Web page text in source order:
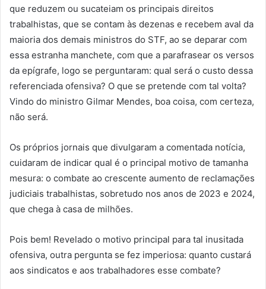
que reduzem ou sucateiam os principais direitos
trabalhistas, que se contam às dezenas e recebem aval da
maioria dos demais ministros do STF, ao se deparar com
essa estranha manchete, com que a parafrasear os versos
da epígrafe, logo se perguntaram: qual será o custo dessa
referenciada ofensiva? O que se pretende com tal volta?
Vindo do ministro Gilmar Mendes, boa coisa, com certeza,
não será.
Os próprios jornais que divulgaram a comentada notícia,
cuidaram de indicar qual é o principal motivo de tamanha
mesura: o combate ao crescente aumento de reclamações
judiciais trabalhistas, sobretudo nos anos de 2023 e 2024,
que chega à casa de milhões.
Pois bem! Revelado o motivo principal para tal inusitada
ofensiva, outra pergunta se fez imperiosa: quanto custará
aos sindicatos e aos trabalhadores esse combate?